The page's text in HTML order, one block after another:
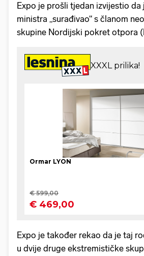
Expo je prošli tjedan izvijestio
ministra „surađivao“ s članom
skupine Nordijski pokret otpora
Expo je također rekao da je taj
u dvije druge ekstremističke